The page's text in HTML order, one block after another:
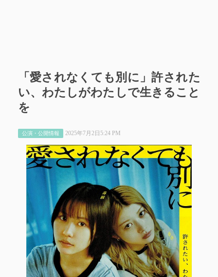
「愛されなくても別に」許された
い、わたしがわたしで生きること
を
公演・公開情報 2025年7月2日5:24 PM